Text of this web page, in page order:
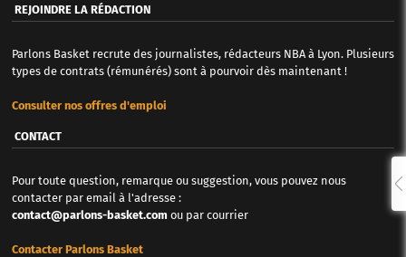
REJOINDRE LA RÉDACTION
Parlons Basket recrute des journalistes, rédacteurs NBA à Lyon. Plusieurs
types de contrats (rémunérés) sont à pourvoir dès maintenant !
Consulter nos offres d'emploi
CONTACT
Pour toute question, remarque ou suggestion, vous pouvez nous
contacter par email à l'adresse :
contact@parlons-basket.com ou par courrier
Contacter Parlons Basket